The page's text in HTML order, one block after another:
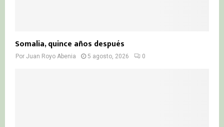
Somalia, quince años después
Por Juan Royo Abenia 5 agosto, 2026 0